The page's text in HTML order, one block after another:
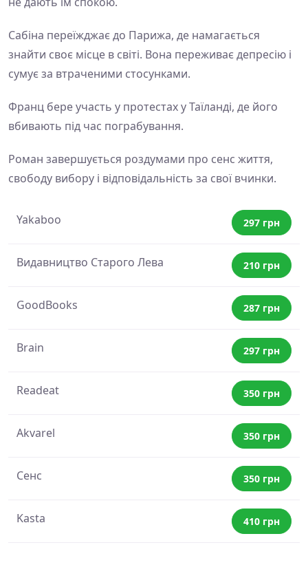
Сабіна переїжджає до Парижа, де намагається
знайти своє місце в світі. Вона переживає депресію і
сумує за втраченими стосунками.
Франц бере участь у протестах у Таїланді, де його
вбивають під час пограбування.
Роман завершується роздумами про сенс життя,
свободу вибору і відповідальність за свої вчинки.
Yakaboo 297 грн
Видавництво Старого Лева 210 грн
GoodBooks 287 грн
Brain 297 грн
Readeat 350 грн
Akvarel 350 грн
Сенс 350 грн
Kasta 410 грн